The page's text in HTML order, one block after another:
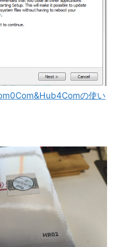
の使い